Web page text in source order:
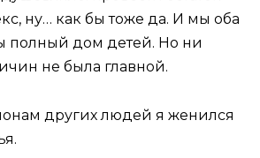
ну… как бы тоже да. И мы оба
полный дом детей. Но ни
не была главной.
других людей я женился